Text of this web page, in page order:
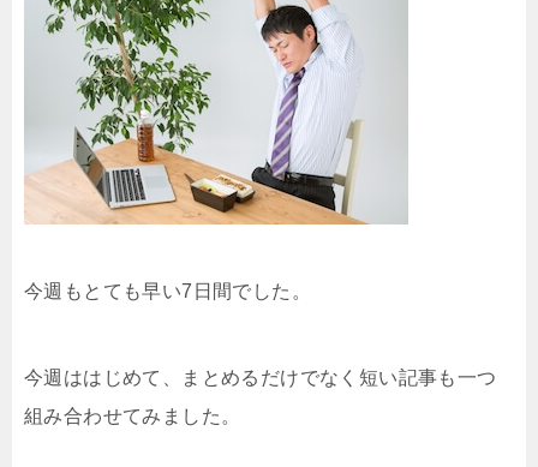
今週もとても早い7日間でした。
今週ははじめて、まとめるだけでなく短い記事も一つ
組み合わせてみました。